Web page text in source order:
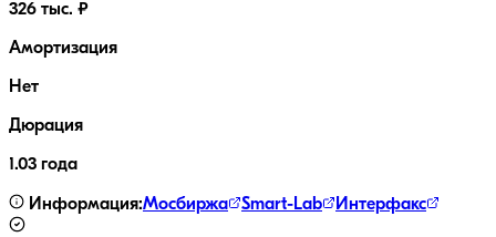
326 тыс. ₽
Амортизация
Нет
Дюрация
1.03 года
Информация:Мосбиржа Smart-Lab Интерфакс